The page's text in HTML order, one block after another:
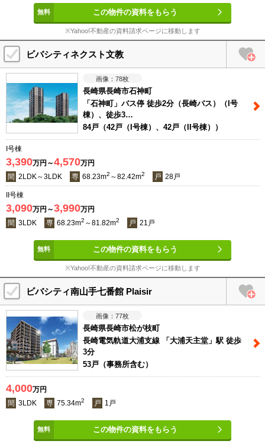
この物件の資料をもらう
※Yahoo!不動産の資料請求ページに移動します
ビバシティネクスト文教
78枚
長崎県長崎市石神町
「石神町」バス停 徒歩2分（長崎バス）（I号
棟）、徒歩3…
84戸（42戸（I号棟）、42戸（II号棟））
I号棟
3,390万円～4,570万円
間 2LDK～3LDK 専 68.23m2 ～82.42m2 戸 28戸
II号棟
3,090万円～3,990万円
間 3LDK 専 68.23m2 ～81.82m2 戸 21戸
この物件の資料をもらう
※Yahoo!不動産の資料請求ページに移動します
ビバシティ南山手七番館 Plaisir
77枚
長崎県長崎市松が枝町
長崎電気軌道大浦支線 「大浦天主堂」駅 徒歩
3分
53戸（事務所含む）
4,000万円
間 3LDK 専 75.34m2 戸 1戸
この物件の資料をもらう